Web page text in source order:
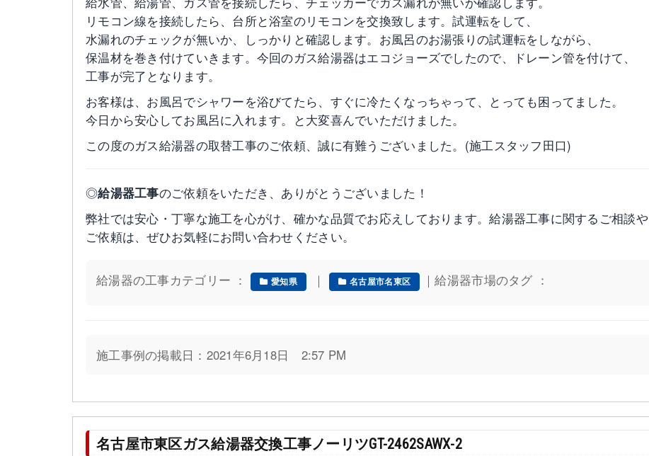
リモコン線を接続したら、台所と浴室のリモコンを交換致します。試運転をして、
水漏れのチェックが無いか、しっかりと確認します。お風呂のお湯張りの試運転をしながら、
保温材を巻き付けていきます。今回のガス給湯器はエコジョーズでしたので、ドレーン管を付けて、
工事が完了となります。
お客様は、お風呂でシャワーを浴びてたら、すぐに冷たくなっちゃって、とっても困ってました。
今日から安心してお風呂に入れます。と大変喜んでいただけました。
この度のガス給湯器の取替工事のご依頼、誠に有難うございました。(施工スタッフ田口)
◎給湯器工事のご依頼をいただき、ありがとうございました！
弊社では安心・丁寧な施工を心がけ、確かな品質でお応えしております。給湯器工事に関するご相談や
ご依頼は、ぜひお気軽にお問い合わせください。
給湯器の工事カテゴリー ： 愛知県 ｜ 名古屋市名東区 ｜給湯器市場のタグ ：
施工事例の掲載日：2021年6月18日 2:57 PM
名古屋市東区ガス給湯器交換工事ノーリツGT-2462SAWX-2